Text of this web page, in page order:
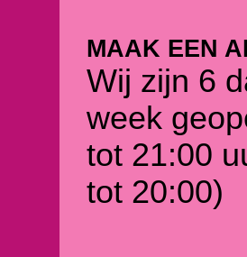
MAAK EEN
Wij zijn 6
week
tot 21:00
tot 20:00)